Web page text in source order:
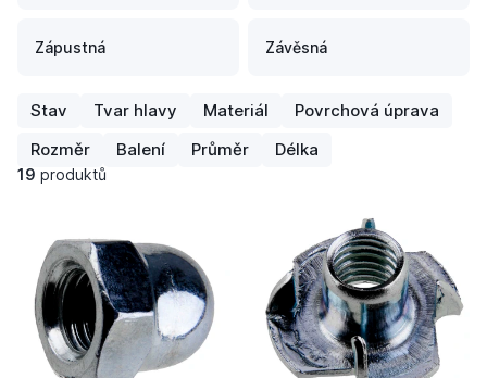
Zápustná Závěsná
Stav Tvar hlavy Materiál
Povrchová úprava
Rozměr
Balení Průměr Délka
19 produktů